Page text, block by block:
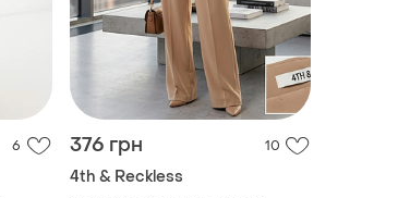
6 376 грн 10
4th & Reckless